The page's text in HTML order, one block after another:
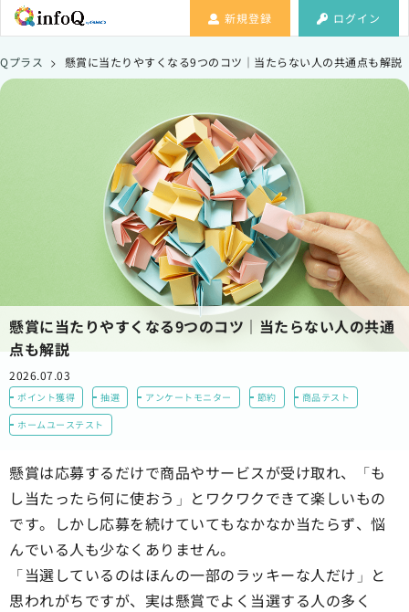
新規登録 ログイン
Qプラス > 懸賞に当たりやすくなる9つのコツ｜当たらない人の共通点も解説
懸賞に当たりやすくなる9つのコツ｜当たらない人の共通
点も解説
2026.07.03
ポイント獲得 抽選 アンケートモニター 節約
商品テスト
ホームユーステスト
懸賞は応募するだけで商品やサービスが受け取れ、「も
し当たったら何に使おう」とワクワクできて楽しいもの
です。しかし応募を続けていてもなかなか当たらず、悩
んでいる人も少なくありません。
「当選しているのはほんの一部のラッキーな人だけ」と
思われがちですが、実は懸賞でよく当選する人の多く